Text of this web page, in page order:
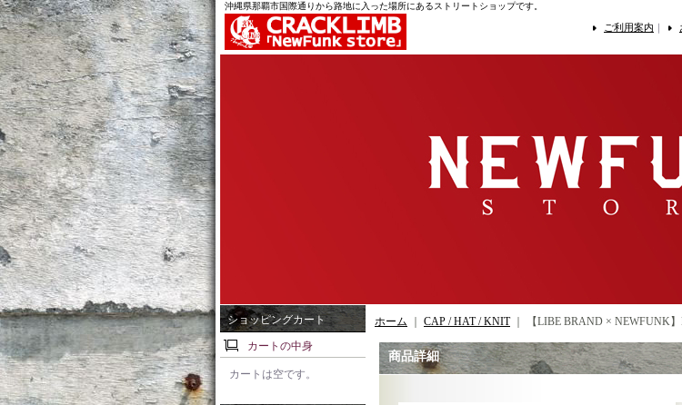
沖縄県那覇市国際通りから路地に入った場所にあるストリートショップです。
ご利用案内 ｜
ショッピングカート
カートの中身
カートは空です。
ホーム CAP / HAT / KNIT｜ 【LIBE BRAND × NEWFUNK
商品詳細